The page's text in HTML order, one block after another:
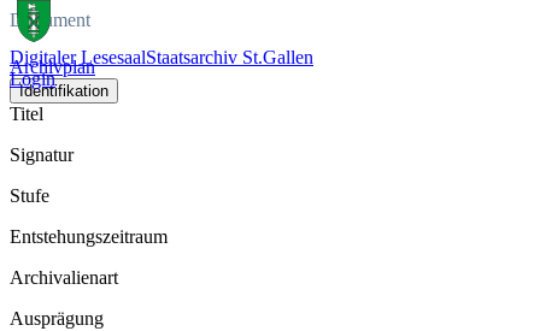
Digitaler LesesaalStaatsarchiv St.Gallen
Login
Dokument
Archivplan
Identifikation
Titel
Signatur
Stufe
Entstehungszeitraum
Archivalienart
Ausprägung